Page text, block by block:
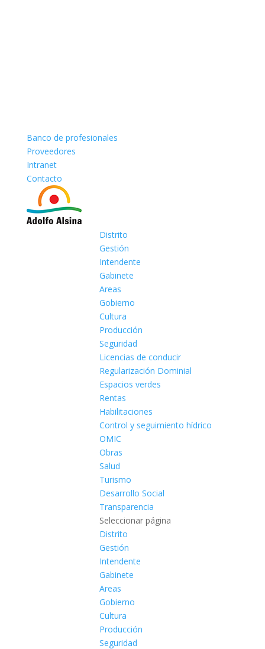
Banco de profesionales
Proveedores
Intranet
Contacto
Distrito
Gestión
Intendente
Gabinete
Areas
Gobierno
Cultura
Producción
Seguridad
Licencias de conducir
Regularización Dominial
Espacios verdes
Rentas
Habilitaciones
Control y seguimiento hídrico
OMIC
Obras
Salud
Turismo
Desarrollo Social
Transparencia
Seleccionar página
Distrito
Gestión
Intendente
Gabinete
Areas
Gobierno
Cultura
Producción
Seguridad